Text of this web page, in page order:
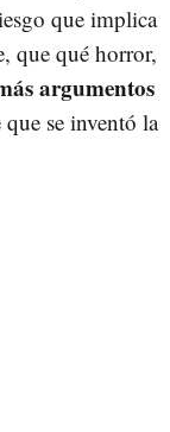
que implica
que qué horror,
argumentos
se inventó la